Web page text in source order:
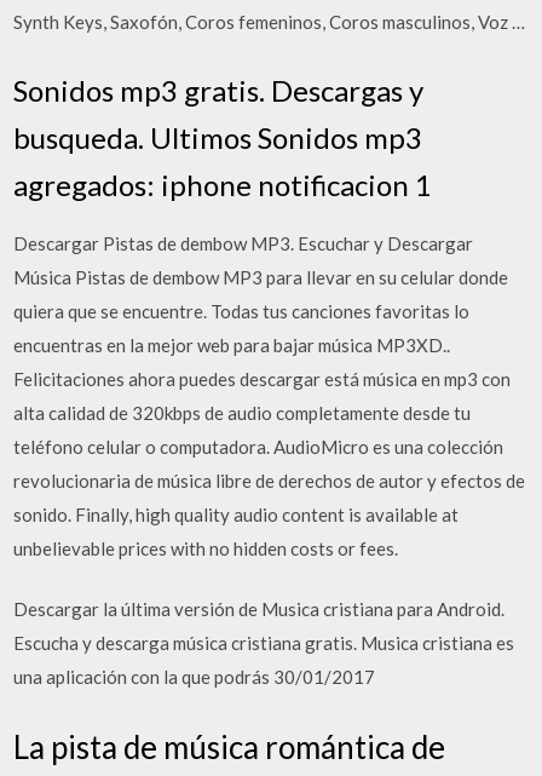
Synth Keys, Saxofón, Coros femeninos, Coros masculinos, Voz …
Sonidos mp3 gratis. Descargas y
busqueda. Ultimos Sonidos mp3
agregados: iphone notificacion 1
Descargar Pistas de dembow MP3. Escuchar y Descargar
Música Pistas de dembow MP3 para llevar en su celular donde
quiera que se encuentre. Todas tus canciones favoritas lo
encuentras en la mejor web para bajar música MP3XD..
Felicitaciones ahora puedes descargar está música en mp3 con
alta calidad de 320kbps de audio completamente desde tu
teléfono celular o computadora. AudioMicro es una colección
revolucionaria de música libre de derechos de autor y efectos de
sonido. Finally, high quality audio content is available at
unbelievable prices with no hidden costs or fees.
Descargar la última versión de Musica cristiana para Android.
Escucha y descarga música cristiana gratis. Musica cristiana es
una aplicación con la que podrás 30/01/2017
La pista de música romántica de